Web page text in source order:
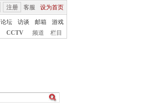
客服 设为首页
注册
论坛 访谈 邮箱
游戏
CCTV 频道 栏目